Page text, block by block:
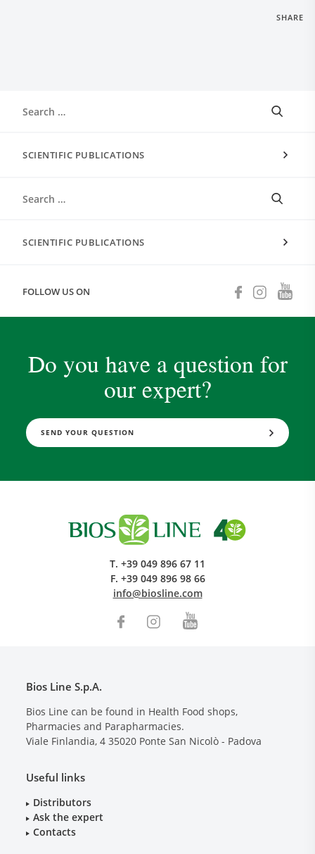
SHARE
SCIENTIFIC PUBLICATIONS
SCIENTIFIC PUBLICATIONS
FOLLOW US ON
Do you have a question for
our expert?
SEND YOUR QUESTION
T. +39 049 896 67 11
F. +39 049 896 98 66
info@biosline.com
Bios Line S.p.A.
Bios Line can be found in Health Food shops,
Pharmacies and Parapharmacies.
Viale Finlandia, 4 35020 Ponte San Nicolò - Padova
Useful links
Distributors
Ask the expert
Contacts